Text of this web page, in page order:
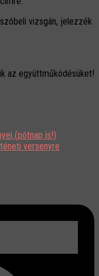
vizsgán, jelezzék
az együttműködésüket!
(pótnap is!)
versenyre